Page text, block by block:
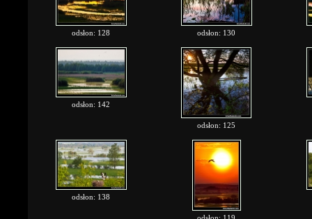
odsłon: 128 odsłon: 130
odsłon: 142
odsłon: 125
odsłon: 138